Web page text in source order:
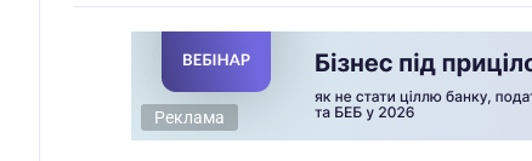
Реклама